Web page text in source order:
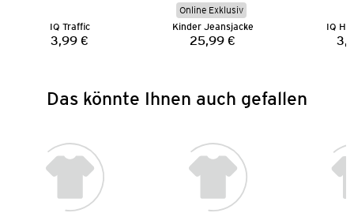
IQ Traffic
Preis:
3,99 €
Online Exklusiv
Kinder Jeansjacke
Preis:
25,99 €
IQ
Das könnte Ihnen auch gefallen